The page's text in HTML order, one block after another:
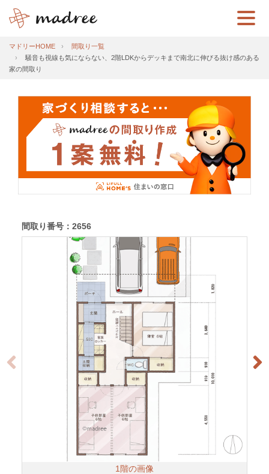
マドリーHOME
間取り一覧
騒音も視線も気にならない、2階LDKからデッキまで南北に伸びる抜け感のある
家の間取り
間取り番号：2656
1階の画像